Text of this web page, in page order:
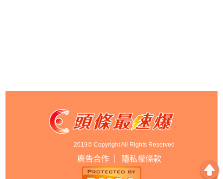
2019© Copyright All Rights Reserved
廣告合作 隱私權條款